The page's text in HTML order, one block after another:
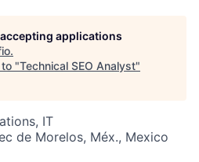
applications
.
"Technical SEO Analyst"
IT
de Morelos, Méx., Mexico